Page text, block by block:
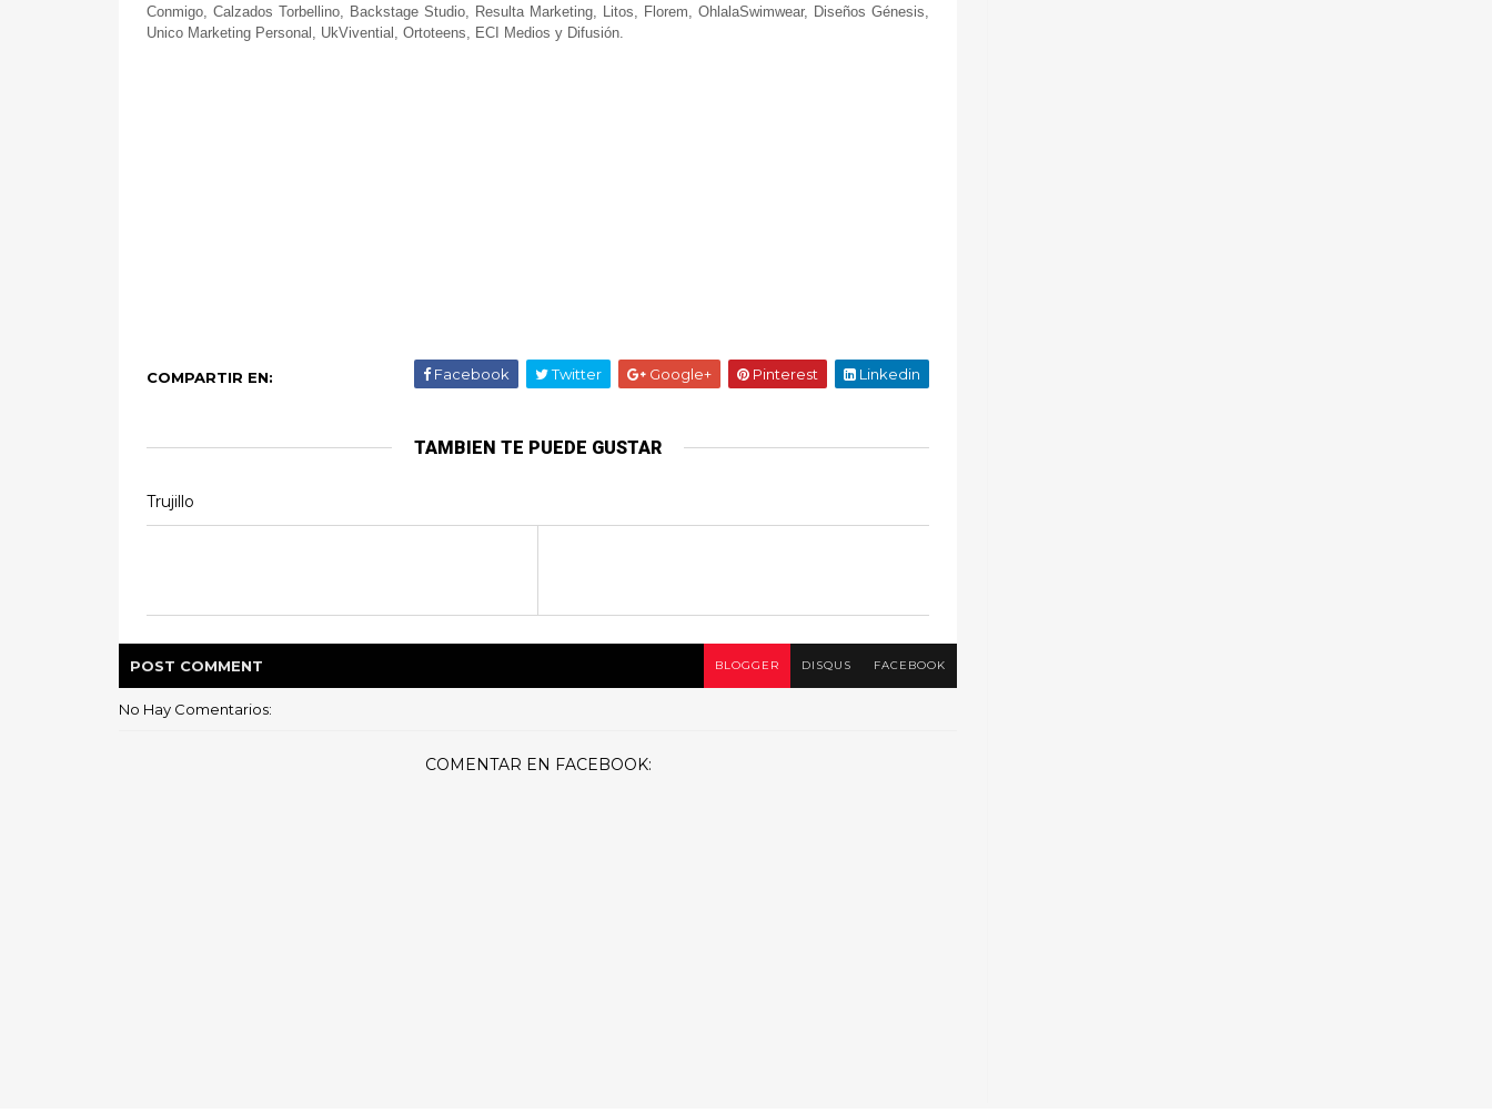
Conmigo, Calzados Torbellino, Backstage Studio, Resulta Marketing, Litos, Florem, OhlalaSwimwear, Diseños Génesis,
Unico Marketing Personal, UkVivential, Ortoteens, ECI Medios y Difusión.
COMPARTIR EN: Facebook Twitter Google+ Pinterest Linkedin
TAMBIEN TE PUEDE GUSTAR
Trujillo
POST COMMENT BLOGGER DISQUS FACEBOOK
No Hay Comentarios:
COMENTAR EN FACEBOOK: